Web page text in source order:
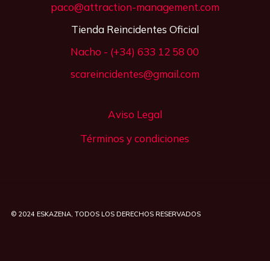
paco@attraction-management.com
Tienda Reincidentes Oficial
Nacho - (+34) 633 12 58 00
scareincidentes@gmail.com
Aviso Legal
Términos y condiciones
© 2024 ESKAZENA, TODOS LOS DERECHOS RESERVADOS